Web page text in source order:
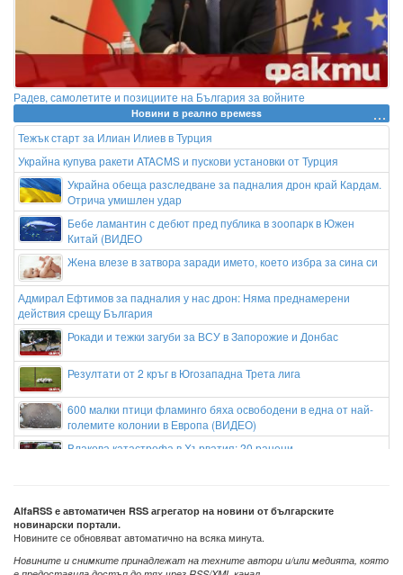
Радев, самолетите и позициите на България за войните
Новини в реално времеss
Тежък старт за Илиан Илиев в Турция
Украйна купува ракети ATACMS и пускови установки от Турция
Украйна обеща разследване за падналия дрон край Кардам.
Отрича умишлен удар
Бебе ламантин с дебют пред публика в зоопарк в Южен
Китай (ВИДЕО
Жена влезе в затвора заради името, което избра за сина си
Адмирал Ефтимов за падналия у нас дрон: Няма преднамерени
действия срещу България
Рокади и тежки загуби за ВСУ в Запорожие и Донбас
Резултати от 2 кръг в Югозападна Трета лига
600 малки птици фламинго бяха освободени в една от най-
големите колонии в Европа (ВИДЕО)
Влакова катастрофа в Хърватия: 20 ранени
AlfaRSS е автоматичен RSS агрегатор на новини от българските
новинарски портали.
Новините се обновяват автоматично на всяка минута.
Новините и снимките принадлежат на техните автори и/или медията, която